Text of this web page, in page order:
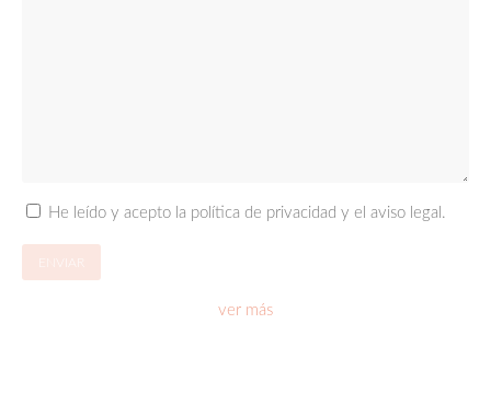
He leído y acepto la política de privacidad y el aviso legal.
ver más